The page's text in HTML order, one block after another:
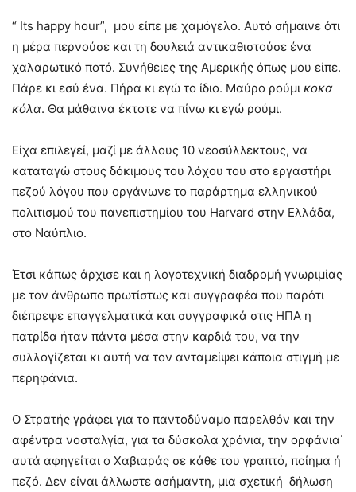
“ Its happy hour”, μου είπε με χαμόγελο. Αυτό σήμαινε ότι
η μέρα περνούσε και τη δουλειά αντικαθιστούσε ένα
χαλαρωτικό ποτό. Συνήθειες της Αμερικής όπως μου είπε.
Πάρε κι εσύ ένα. Πήρα κι εγώ το ίδιο. Μαύρο ρούμι κοκα
κόλα. Θα μάθαινα έκτοτε να πίνω κι εγώ ρούμι.
Είχα επιλεγεί, μαζί με άλλους 10 νεοσύλλεκτους, να
καταταγώ στους δόκιμους του λόχου του στο εργαστήρι
πεζού λόγου που οργάνωνε το παράρτημα ελληνικού
πολιτισμού του πανεπιστημίου του Harvard στην Ελλάδα,
στο Ναύπλιο.
Έτσι κάπως άρχισε και η λογοτεχνική διαδρομή γνωριμίας
με τον άνθρωπο πρωτίστως και συγγραφέα που παρότι
διέπρεψε επαγγελματικά και συγγραφικά στις ΗΠΑ η
πατρίδα ήταν πάντα μέσα στην καρδιά του, να την
συλλογίζεται κι αυτή να τον ανταμείψει κάποια στιγμή με
περηφάνια.
Ο Στρατής γράφει για το παντοδύναμο παρελθόν και την
αφέντρα νοσταλγία, για τα δύσκολα χρόνια, την ορφάνια΄
αυτά αφηγείται ο Χαβιαράς σε κάθε του γραπτό, ποίημα ή
πεζό. Δεν είναι άλλωστε ασήμαντη, μια σχετική δήλωση